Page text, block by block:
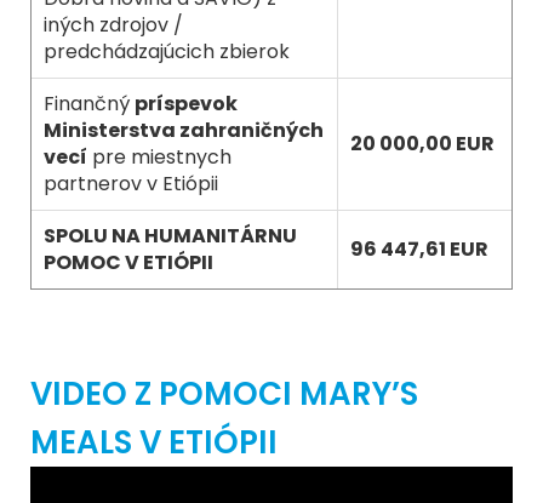
iných zdrojov /
predchádzajúcich zbierok
Finančný príspevok
Ministerstva zahraničných
vecí pre miestnych
partnerov v Etiópii
20 000,00 EUR
SPOLU NA HUMANITÁRNU
POMOC V ETIÓPII
96 447,61 EUR
VIDEO Z POMOCI MARY’S
MEALS V ETIÓPII